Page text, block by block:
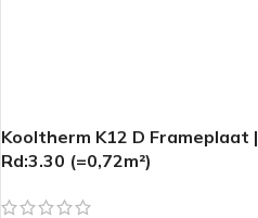
Kooltherm K12 D Frameplaat
Rd:3.30 (=0,72m²)